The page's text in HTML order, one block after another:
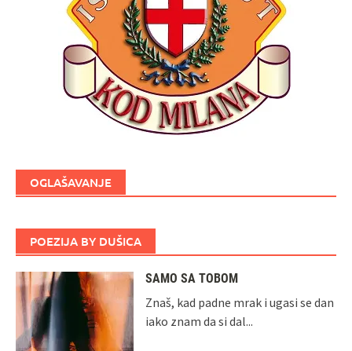
OGLAŠAVANJE
POEZIJA BY DUŠICA
SAMO SA TOBOM
Znaš, kad padne mrak i ugasi se dan
iako znam da si dal...